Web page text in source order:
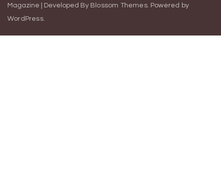
Magazine | Developed By Blossom Themes. Powered by
WordPress.